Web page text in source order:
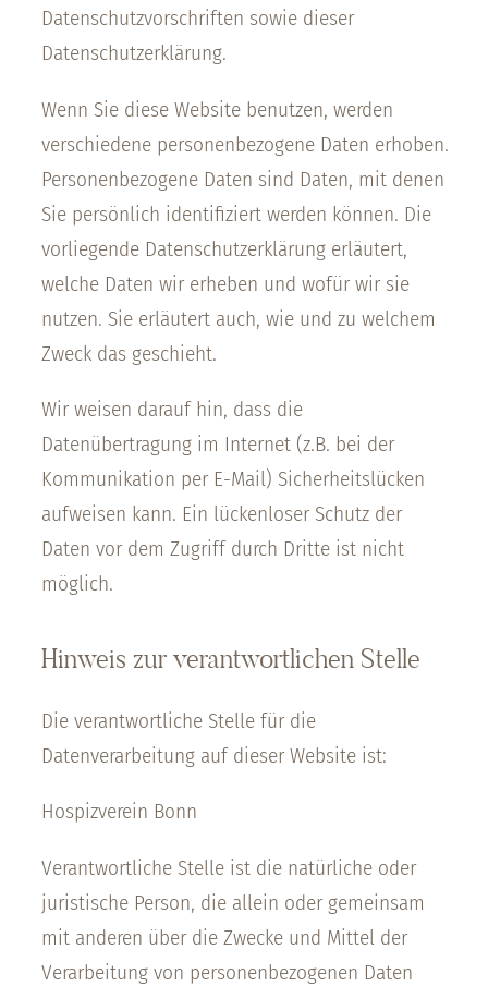
Datenschutzvorschriften sowie dieser
Datenschutzerklärung.
Wenn Sie diese Website benutzen, werden
verschiedene personenbezogene Daten erhoben.
Personenbezogene Daten sind Daten, mit denen
Sie persönlich identifiziert werden können. Die
vorliegende Datenschutzerklärung erläutert,
welche Daten wir erheben und wofür wir sie
nutzen. Sie erläutert auch, wie und zu welchem
Zweck das geschieht.
Wir weisen darauf hin, dass die
Datenübertragung im Internet (z.B. bei der
Kommunikation per E-Mail) Sicherheitslücken
aufweisen kann. Ein lückenloser Schutz der
Daten vor dem Zugriff durch Dritte ist nicht
möglich.
Hinweis zur verantwortlichen Stelle
Die verantwortliche Stelle für die
Datenverarbeitung auf dieser Website ist:
Hospizverein Bonn
Verantwortliche Stelle ist die natürliche oder
juristische Person, die allein oder gemeinsam
mit anderen über die Zwecke und Mittel der
Verarbeitung von personenbezogenen Daten